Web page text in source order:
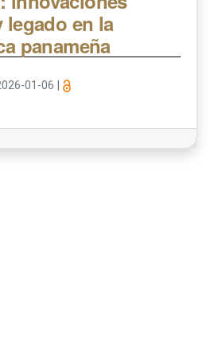
legado en la
panameña
01-06